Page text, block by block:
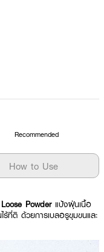
Recommended
How to Use
Powderแป้งฝุ่นเนื้อ
ร้ที่ติ ด้วยการเบลอรูขุมขนและ